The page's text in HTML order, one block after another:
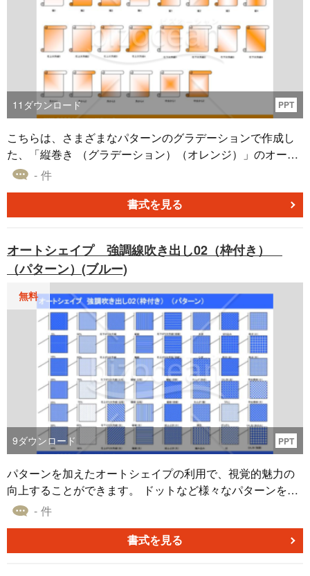
11 ダウンロード PPT
こちらは、さまざまなパターンのグラデーションで作成し
た、「縦巻き （グラデーション）（オレンジ）」のオート
シェイプ素材です。 本素材はRPGなどで登場する巻物のよ
ン）（オレンジ）」を、マーケティング資料やプレゼンテ
- 件
書式を見る
オートシェイプ 強調線吹き出し02（枠付き）
（パターン）(ブルー)
無料
9ダウンロード PPT
パターンを加えたオートシェイプの利用で、視覚的魅力の
向上することができます。 ドットなど様々なパターンを利
用して、資料に視覚的な変化を加えることが可能です。 こ
け、メッセージの伝達を強化します。また、企画書作成時
に時間を短縮し、より効率的な作業フローを実現します。
- 件
書式を見る